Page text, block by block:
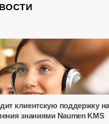
клиентскую поддержку
знаниями Naumen KMS